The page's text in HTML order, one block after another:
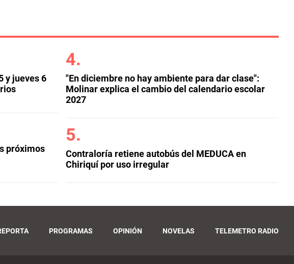
y jueves 6
próximos
"En diciembre no hay ambiente para dar clase":
Molinar explica el cambio del calendario escolar
2027
Contraloría retiene autobús del MEDUCA en
Chiriquí por uso irregular
PROGRAMAS OPINIÓN NOVELAS TELEMETRO RADIO